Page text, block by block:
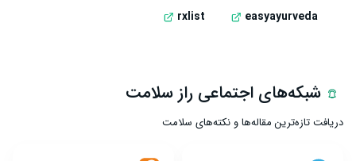
easyayurveda
rxlist
شبکه‌های اجتماعی راز سلامت
دریافت تازه‌ترین مقاله‌ها و نکته‌های سلامت